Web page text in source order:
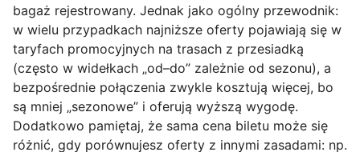
bagaż rejestrowany. Jednak jako ogólny przewodnik:
w wielu przypadkach najniższe oferty pojawiają się w
taryfach promocyjnych na trasach z przesiadką
(często w widełkach „od–do” zależnie od sezonu), a
bezpośrednie połączenia zwykle kosztują więcej, bo
są mniej „sezonowe” i oferują wyższą wygodę.
Dodatkowo pamiętaj, że sama cena biletu może się
różnić, gdy porównujesz oferty z innymi zasadami: np.